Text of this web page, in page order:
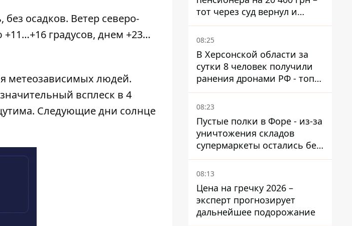
осадков. Ветер северо-
градусов, днем +23…
метеозависимых людей.
всплеск в 4
Следующие дни солнце
тот через суд вернул и
деньги, и получил 3 тыс.
грн морального вреда
08:25
В Херсонской области за
сутки 8 человек получили
ранения дронами РФ - топ
опасных районов
08:23
Пустые полки в Форе - из-за
уничтожения складов
супермаркеты остались без
ассортимента
08:13
Цена на гречку 2026 –
эксперт прогнозирует
дальнейшее подорожание